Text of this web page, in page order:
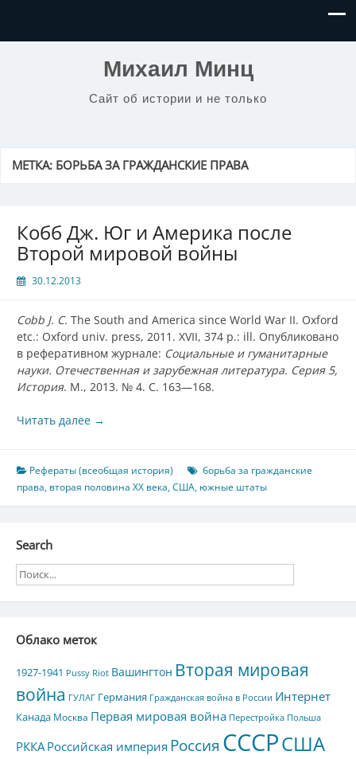
Михаил Минц
Сайт об истории и не только
МЕТКА: БОРЬБА ЗА ГРАЖДАНСКИЕ ПРАВА
Кобб Дж. Юг и Америка после
Второй мировой войны
30.12.2013
Cobb J. C. The South and America since World War II. Oxford
etc.: Oxford univ. press, 2011. XVII, 374 p.: ill. Опубликовано
в реферативном журнале: Социальные и гуманитарные
науки. Отечественная и зарубежная литература. Серия 5,
История. М., 2013. № 4. С. 163—168.
Читать далее →
Рефераты (всеобщая история)
борьба за гражданские
права, вторая половина XX века,США, южные штаты
Search
Облако меток
1927-1941 Pussy Riot Вашингтон Вторая мировая
война ГУЛАГ Германия Гражданская война в России Интернет
Канада Москва Первая мировая война Перестройка Польша
РККА Российская империя Россия СССРСША